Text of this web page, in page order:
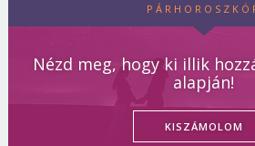
Nézd meg, hogy ki illik
alapján!
KISZÁMOLOM